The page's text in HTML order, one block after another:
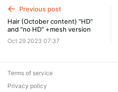
Previous post
Hair (October content) "HD"
and "no HD" +mesh version
Oct 29 2023 07:37
Terms of service
Privacy policy